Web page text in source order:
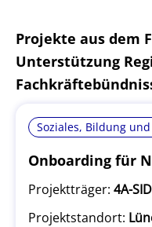
Projekte aus dem
Unterstützung
Soziales, Bildung
Onboarding für
Projektträger: 4A-
Projektstandort: